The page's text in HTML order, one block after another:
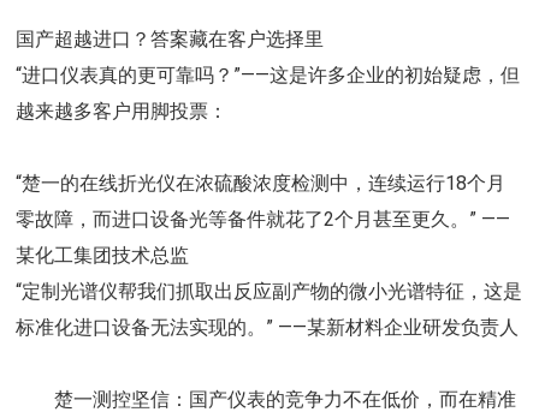
国产超越进口？答案藏在客户选择里
“进口仪表真的更可靠吗？”——这是许多企业的初始疑虑，但
越来越多客户用脚投票：
“楚一的在线折光仪在浓硫酸浓度检测中，连续运行18个月
零故障，而进口设备光等备件就花了2个月甚至更久。” ——
某化工集团技术总监
“定制光谱仪帮我们抓取出反应副产物的微小光谱特征，这是
标准化进口设备无法实现的。” ——某新材料企业研发负责人
楚一测控坚信：国产仪表的竞争力不在低价，而在精准